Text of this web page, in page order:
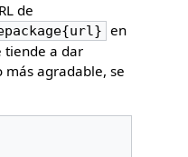
de
en
tiende a dar
agradable, se